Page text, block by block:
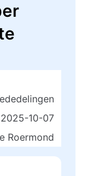
2025-10-07
Roermond